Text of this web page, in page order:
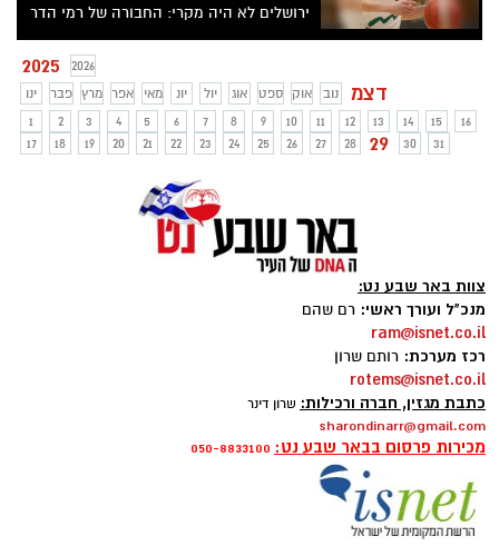
ירושלים לא היה מקרי: החבורה של רמי הדר
חזרה מרמת גן עם 92:97 יוקרתי וניצחון שני
ברציפות, הודות למפגן עוצמה של סי ג'יי אלבי
(36 נק') וברנדון אנג'ל (27 נק'). קרופורד ניסה
להשאיר את המארחת בתמונה, אך
הלבנים-אדומים היו גדולים על ר"ג במאני
טיים.
2025
2026
ינו
פבר מרץ אפר מאי יונ יול אוג ספט אוק נוב דצמ
1 2 3 4 5 6 7 8 9 10 11 12 13 14 15
16
17
18 19 20 21 22 23 24 25 26 27 28 29 30 31
צוות באר שבע נט:
מנכ"ל ועורך ראשי: רם שהם
ram@isnet.co.il
רכז מערכת: רותם שרון
rotems@isnet.co.il
כתבת מגזין, חברה ורכילות: שרון דינר
sharondinarr@gmail.com
מכירות פרסום בבאר שבע נט: 050-8833100